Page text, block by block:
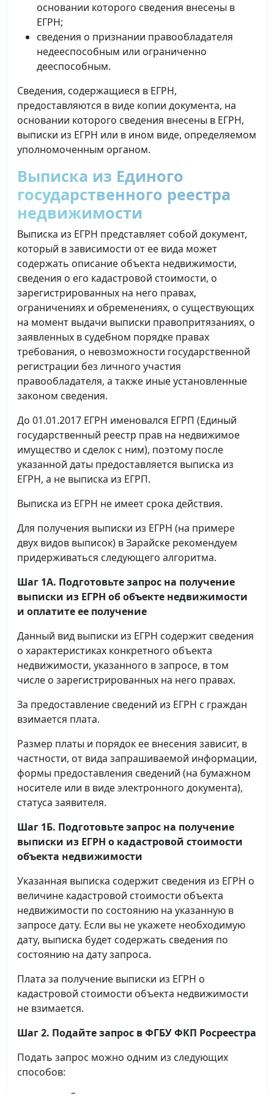
основании которого сведения внесены в
ЕГРН;
сведения о признании правообладателя
недееспособным или ограниченно
дееспособным.
Сведения, содержащиеся в ЕГРН,
предоставляются в виде копии документа, на
основании которого сведения внесены в ЕГРН,
выписки из ЕГРН или в ином виде, определяемом
уполномоченным органом.
Выписка из Единого
государственного реестра
недвижимости
Выписка из ЕГРН представляет собой документ,
который в зависимости от ее вида может
содержать описание объекта недвижимости,
сведения о его кадастровой стоимости, о
зарегистрированных на него правах,
ограничениях и обременениях, о существующих
на момент выдачи выписки правопритязаниях, о
заявленных в судебном порядке правах
требования, о невозможности государственной
регистрации без личного участия
правообладателя, а также иные установленные
законом сведения.
До 01.01.2017 ЕГРН именовался ЕГРП (Единый
государственный реестр прав на недвижимое
имущество и сделок с ним), поэтому после
указанной даты предоставляется выписка из
ЕГРН, а не выписка из ЕГРП.
Выписка из ЕГРН не имеет срока действия.
Для получения выписки из ЕГРН (на примере
двух видов выписок) в Зарайске рекомендуем
придерживаться следующего алгоритма.
Шаг 1А. Подготовьте запрос на получение
выписки из ЕГРН об объекте недвижимости
и оплатите ее получение
Данный вид выписки из ЕГРН содержит сведения
о характеристиках конкретного объекта
недвижимости, указанного в запросе, в том
числе о зарегистрированных на него правах.
За предоставление сведений из ЕГРН с граждан
взимается плата.
Размер платы и порядок ее внесения зависит, в
частности, от вида запрашиваемой информации,
формы предоставления сведений (на бумажном
носителе или в виде электронного документа),
статуса заявителя.
Шаг 1Б. Подготовьте запрос на получение
выписки из ЕГРН о кадастровой стоимости
объекта недвижимости
Указанная выписка содержит сведения из ЕГРН о
величине кадастровой стоимости объекта
недвижимости по состоянию на указанную в
запросе дату. Если вы не укажете необходимую
дату, выписка будет содержать сведения по
состоянию на дату запроса.
Плата за получение выписки из ЕГРН о
кадастровой стоимости объекта недвижимости
не взимается.
Шаг 2. Подайте запрос в ФГБУ ФКП Росреестра
Подать запрос можно одним из следующих
способов: